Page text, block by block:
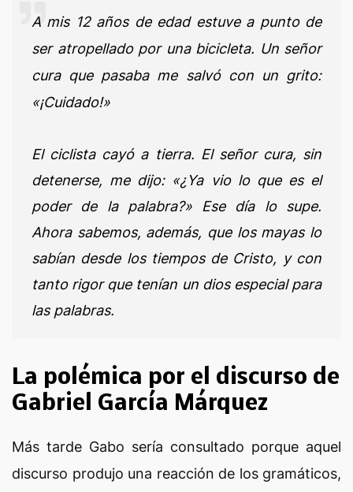
A mis 12 años de edad estuve a punto de
ser atropellado por una bicicleta. Un señor
cura que pasaba me salvó con un grito:
«¡Cuidado!»
El ciclista cayó a tierra. El señor cura, sin
detenerse, me dijo: «¿Ya vio lo que es el
poder de la palabra?» Ese día lo supe.
Ahora sabemos, además, que los mayas lo
sabían desde los tiempos de Cristo, y con
tanto rigor que tenían un dios especial para
las palabras.
La polémica por el discurso de
Gabriel García Márquez
Más tarde Gabo sería consultado porque aquel
discurso produjo una reacción de los gramáticos,